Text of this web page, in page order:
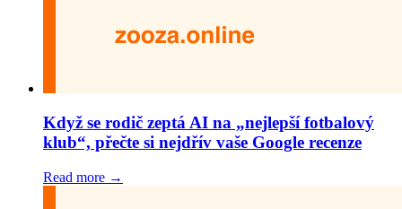
Když se rodič zeptá AI na „nejlepší fotbalový
klub“, přečte si nejdřív vaše Google recenze
Read more →